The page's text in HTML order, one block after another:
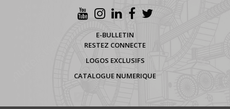
E-BULLETIN
RESTEZ CONNECTE
LOGOS EXCLUSIFS
CATALOGUE NUMERIQUE